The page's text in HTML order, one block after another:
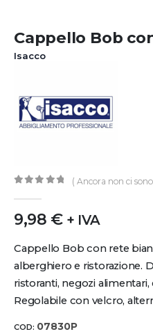
Cappello Bob
Isacco
( Ancora non ci
9,98 € + IVA
Cappello Bob con rete
alberghiero e ristorazione.
ristoranti, negozi alimentari,
Regolabile con velcro,
COD: 07830P